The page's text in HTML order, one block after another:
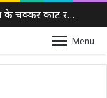
लापता पति की तलाश में थाने-एसपी ऑफिस के चक्कर काट रही नवविवाहिता, ससुराल वालों पर गंभीर आरोप
Menu